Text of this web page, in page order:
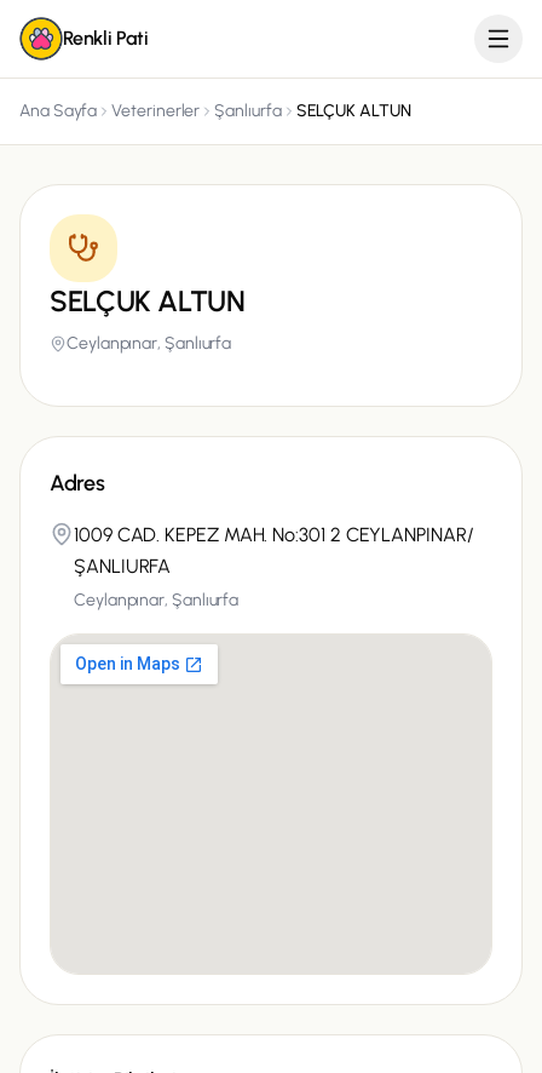
Renkli Pati
Ana Sayfa Veterinerler Şanlıurfa SELÇUK ALTUN
SELÇUK ALTUN
Ceylanpınar, Şanlıurfa
Adres
1009 CAD. KEPEZ MAH. No:301 2 CEYLANPINAR/
ŞANLIURFA
Ceylanpınar, Şanlıurfa